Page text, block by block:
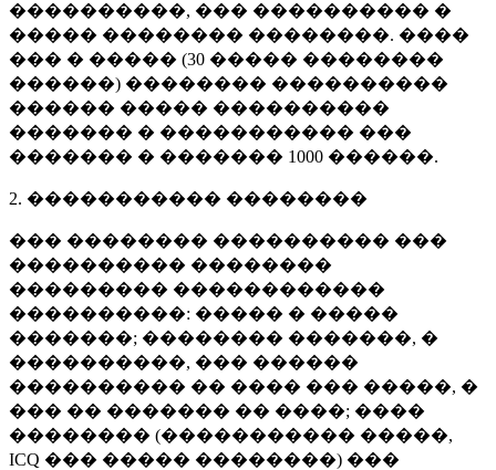
����������, ��� ���������� �
����� �������� ��������. ����
��� � ����� (30 ����� ��������
������) �������� ����������
������ ����� ����������
������� � ����������� ���
������� � ������� 1000 ������.
2. ����������� ��������
��� �������� ���������� ���
���������� ��������
��������� ������������
����������: ����� � �����
�������; �������� �������, �
����������, ��� ������
���������� �� ���� ��� �����, �
��� �� ������� �� ����; ����
�������� (����������� �����,
ICQ ��� ����� ��������) ���